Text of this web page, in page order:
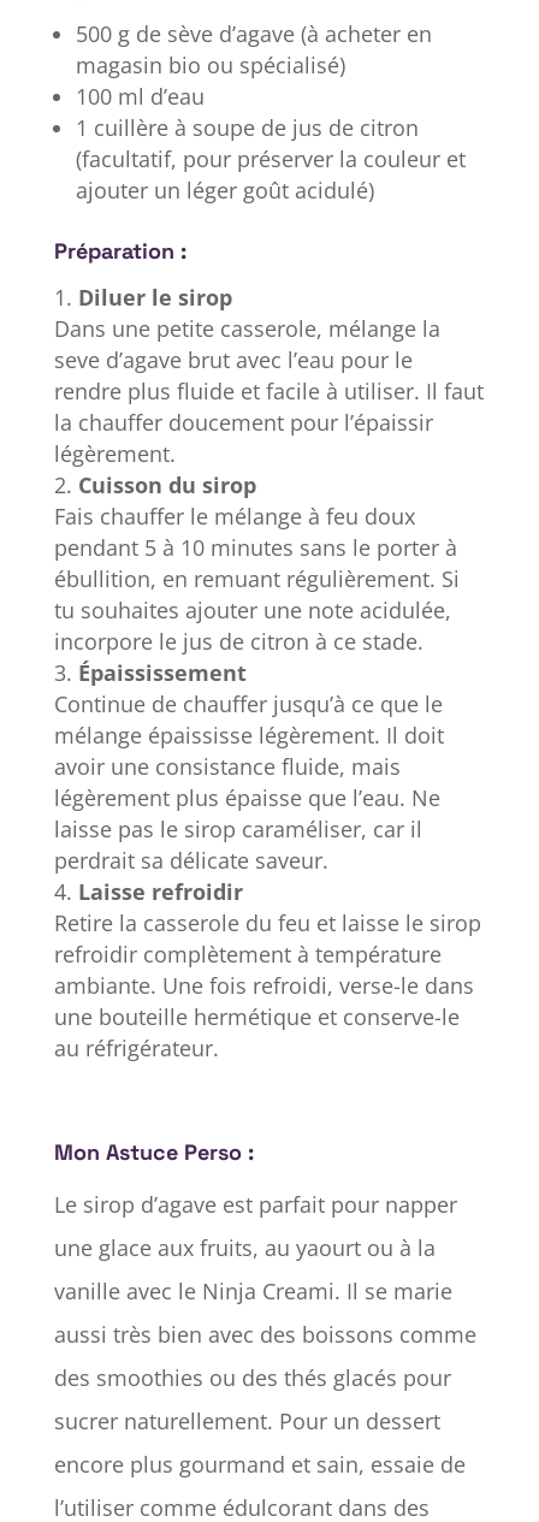
500 g de sève d’agave (à acheter en
magasin bio ou spécialisé)
100 ml d’eau
1 cuillère à soupe de jus de citron
(facultatif, pour préserver la couleur et
ajouter un léger goût acidulé)
Préparation :
Diluer le sirop
Dans une petite casserole, mélange la
seve d’agave brut avec l’eau pour le
rendre plus fluide et facile à utiliser. Il faut
la chauffer doucement pour l’épaissir
légèrement.
Cuisson du sirop
Fais chauffer le mélange à feu doux
pendant 5 à 10 minutes sans le porter à
ébullition, en remuant régulièrement. Si
tu souhaites ajouter une note acidulée,
incorpore le jus de citron à ce stade.
Épaississement
Continue de chauffer jusqu’à ce que le
mélange épaississe légèrement. Il doit
avoir une consistance fluide, mais
légèrement plus épaisse que l’eau. Ne
laisse pas le sirop caraméliser, car il
perdrait sa délicate saveur.
Laisse refroidir
Retire la casserole du feu et laisse le sirop
refroidir complètement à température
ambiante. Une fois refroidi, verse-le dans
une bouteille hermétique et conserve-le
au réfrigérateur.
Mon Astuce Perso :
Le sirop d’agave est parfait pour napper
une glace aux fruits, au yaourt ou à la
vanille avec le Ninja Creami. Il se marie
aussi très bien avec des boissons comme
des smoothies ou des thés glacés pour
sucrer naturellement. Pour un dessert
encore plus gourmand et sain, essaie de
l’utiliser comme édulcorant dans des